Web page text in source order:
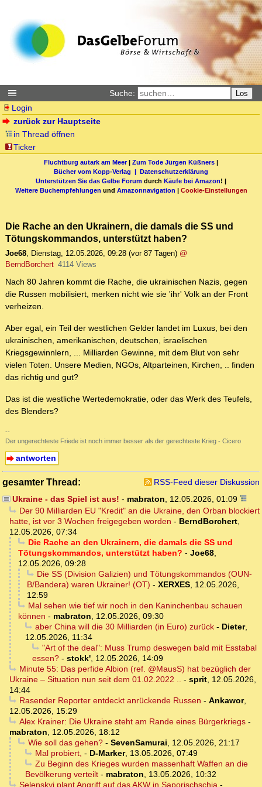
Suche: Los
Login
zurück zur Hauptseite
in Thread öffnen
Ticker
Fluchtburg autark am Meer| Zum Tode Jürgen Küßners |
Bücher vom Kopp-Verlag | Datenschutzerklärung
Unterstützen Sie das Gelbe Forum durch Käufe bei Amazon! |
Weitere Buchempfehlungen und Amazonnavigation | Cookie-Einstellungen
Die Rache an den Ukrainern, die damals die SS und
Tötungskommandos, unterstützt haben?
Joe68, Dienstag, 12.05.2026, 09:28 (vor 87 Tagen) @
BerndBorchert 4114 Views
Nach 80 Jahren kommt die Rache, die ukrainischen Nazis, gegen
die Russen mobilisiert, merken nicht wie sie 'ihr' Volk an der Front
verheizen.
Aber egal, ein Teil der westlichen Gelder landet im Luxus, bei den
ukrainischen, amerikanischen, deutschen, israelischen
Kriegsgewinnlern, ... Milliarden Gewinne, mit dem Blut von sehr
vielen Toten. Unsere Medien, NGOs, Altparteinen, Kirchen, .. finden
das richtig und gut?
Das ist die westliche Wertedemokratie, oder das Werk des Teufels,
des Blenders?
--
Der ungerechteste Friede ist noch immer besser als der gerechteste Krieg - Cicero
antworten
gesamter Thread:
RSS-Feed dieser Diskussion
Ukraine - das Spiel ist aus! - mabraton, 12.05.2026, 01:09
Der 90 Milliarden EU "Kredit" an die Ukraine, den Orban blockiert
hatte, ist vor 3 Wochen freigegeben worden - BerndBorchert,
12.05.2026, 07:34
Die Rache an den Ukrainern, die damals die SS und
Tötungskommandos, unterstützt haben? - Joe68,
12.05.2026, 09:28
Die SS (Division Galizien) und Tötungskommandos (OUN-
B/Bandera) waren Ukrainer! (OT) - XERXES, 12.05.2026,
12:59
Mal sehen wie tief wir noch in den Kaninchenbau schauen
können - mabraton, 12.05.2026, 09:30
aber China will die 30 Milliarden (in Euro) zurück- Dieter,
12.05.2026, 11:34
"Art of the deal": Muss Trump deswegen bald mit Esstabal
essen? - stokk', 12.05.2026, 14:09
Minute 55: Das perfide Albion (ref. @MausS) hat bezüglich der
Ukraine – Situation nun seit dem 01.02.2022 .. - sprit, 12.05.2026,
14:44
Rasender Reporter entdeckt anrückende Russen - Ankawor,
12.05.2026, 15:29
Alex Krainer: Die Ukraine steht am Rande eines Bürgerkriegs-
mabraton, 12.05.2026, 18:12
Wie soll das gehen?- SevenSamurai, 12.05.2026, 21:17
Mal probiert, - D-Marker, 13.05.2026, 07:49
Zu Beginn des Krieges wurden massenhaft Waffen an die
Bevölkerung verteilt - mabraton, 13.05.2026, 10:32
Selenskyi plant Angriff auf das AKW in Saporischschja -